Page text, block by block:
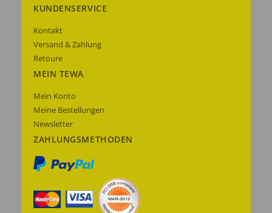
KUNDENSERVICE
Kontakt
Versand & Zahlung
Retoure
MEIN TEWA
Mein Konto
Meine Bestellungen
Newsletter
ZAHLUNGSMETHODEN